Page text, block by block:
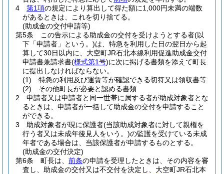
4
第1項の規定により算出して得た額に1,000円未満の端数
があるときは、これを切り捨てる。
(助成金の交付申請等)
第5条
この告示による助成金の交付を受けようとする者(以
下「申請者」という。)は、特急を利用した日の翌日から起
算して30日以内に、大空町JR石北本線利用促進助成金交付
申請書兼請求書(様式第1号)に次に掲げる書類を添えて町長
に提出しなければならない。
(1)
特急の利用及び運賃等が確認できる切符又は領収書等
(2)
その他町長が必要と認める書類
2
申請者又は申請者と同一世帯に属する者が助成対象者とな
るときは、申請者が一括して助成金の交付を申請すること
ができる。
3
助成対象者が現に保護者(当該助成対象者に対して親権を
行う者又は未成年後見人をいう。)の監護を受けている未成
年者である場合は、当該保護者が申請するものとする。
(助成金の交付決定)
第6条
町長は、 前条の申請を受理したときは、その内容を審
査し、助成金の交付又は不交付を決定し、大空町JR石北本